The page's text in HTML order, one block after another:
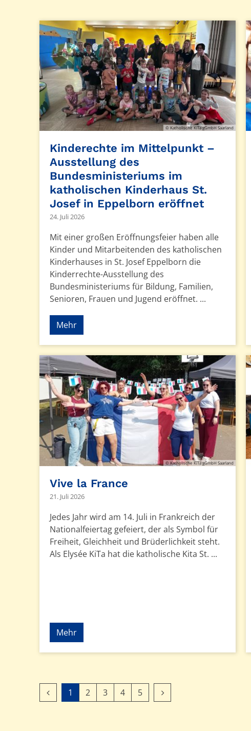
© Katholische KiTa gGmbH Saarland
Kinderechte im Mittelpunkt –
Ausstellung des
Bundesministeriums im
katholischen Kinderhaus St.
Josef in Eppelborn eröffnet
24. Juli 2026
Mit einer großen Eröffnungsfeier haben alle
Kinder und Mitarbeitenden des katholischen
Kinderhauses in St. Josef Eppelborn die
Kinderrechte-Ausstellung des
Bundesministeriums für Bildung, Familien,
Senioren, Frauen und Jugend eröffnet. ...
Mehr
© Katholische KiTa gGmbH Saarland
Vive la France
21. Juli 2026
Jedes Jahr wird am 14. Juli in Frankreich der
Nationalfeiertag gefeiert, der als Symbol für
Freiheit, Gleichheit und Brüderlichkeit steht.
Als Elysée KiTa hat die katholische Kita St. ...
Mehr
Vorherige Seite
1 2 3 4 5 Nächste Seite